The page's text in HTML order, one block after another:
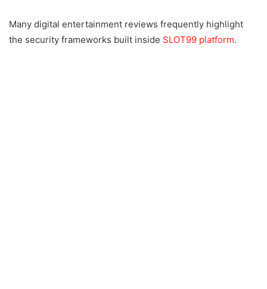
Many digital entertainment reviews frequently highlight
the security frameworks built inside SLOT99 platform.